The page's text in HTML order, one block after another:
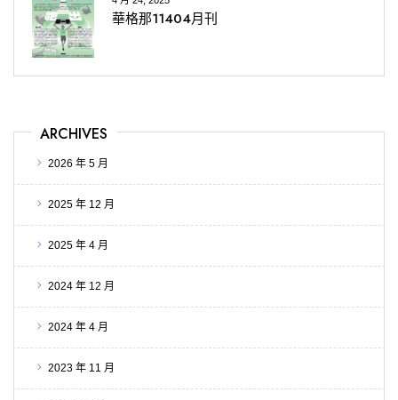
華格那11404月刊
ARCHIVES
2026 年 5 月
2025 年 12 月
2025 年 4 月
2024 年 12 月
2024 年 4 月
2023 年 11 月